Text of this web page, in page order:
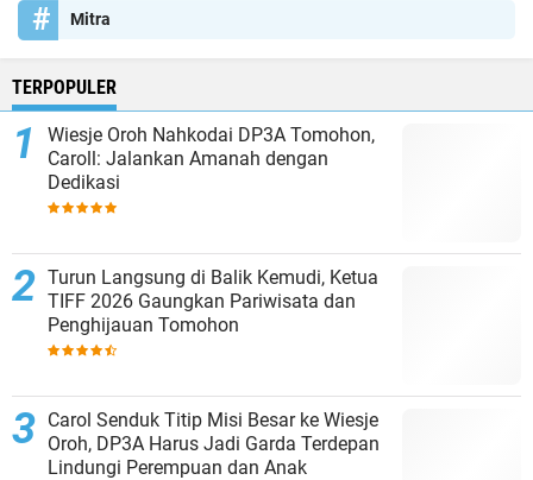
Mitra
TERPOPULER
Wiesje Oroh Nahkodai DP3A Tomohon,
Caroll: Jalankan Amanah dengan
Dedikasi
Turun Langsung di Balik Kemudi, Ketua
TIFF 2026 Gaungkan Pariwisata dan
Penghijauan Tomohon
Carol Senduk Titip Misi Besar ke Wiesje
Oroh, DP3A Harus Jadi Garda Terdepan
Lindungi Perempuan dan Anak